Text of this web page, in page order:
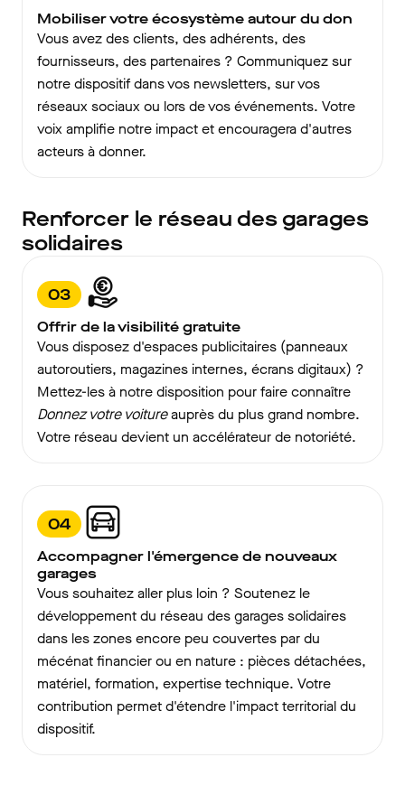
Mobiliser votre écosystème autour du don
Vous avez des clients, des adhérents, des
fournisseurs, des partenaires ? Communiquez sur
notre dispositif dans vos newsletters, sur vos
réseaux sociaux ou lors de vos événements. Votre
voix amplifie notre impact et encouragera d'autres
acteurs à donner.
Renforcer le réseau des garages
solidaires
03
Offrir de la visibilité gratuite
Vous disposez d'espaces publicitaires (panneaux
autoroutiers, magazines internes, écrans digitaux) ?
Mettez-les à notre disposition pour faire connaître
Donnez votre voitureauprès du plus grand nombre.
Votre réseau devient un accélérateur de notoriété.
04
Accompagner l'émergence de nouveaux
garages
Vous souhaitez aller plus loin ? Soutenez le
développement du réseau des garages solidaires
dans les zones encore peu couvertes par du
mécénat financier ou en nature : pièces détachées,
matériel, formation, expertise technique. Votre
contribution permet d'étendre l'impact territorial du
dispositif.